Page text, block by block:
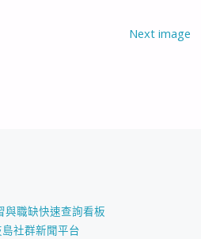
Next image
與職缺快速查詢看板
社群新聞平台